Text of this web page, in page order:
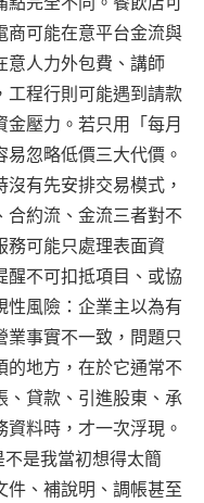
商可能在意平台金流與
意人力外包費、講師
工程行則可能遇到請款
壓力。若只用「每月
忽略低價三大代價。
有先安排交易模式，
約流、金流三者對不
務可能只處理表面資
醒不可扣抵項目、或協
風險：企業主以為有
事實不一致，問題只
的地方，在於它通常不
、貸款、引進股東、承
料時，才一次浮現。
是我當初想得太簡
件、補說明、調帳甚至